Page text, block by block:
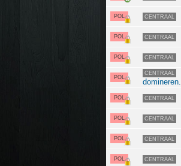
POL CENTRAAL
POL CENTRAAL
POL CENTRAAL
POL
CENTRAAL
domineren.
POL CENTRAAL
POL CENTRAAL
POL CENTRAAL
POL CENTRAAL